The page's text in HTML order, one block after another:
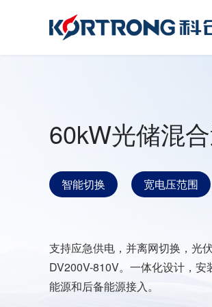
60kW光储混
智能切换 宽电压范围
支持应急供电，并离网切换，光
DV200V-810V。一体化设计，
能源和后备能源接入。